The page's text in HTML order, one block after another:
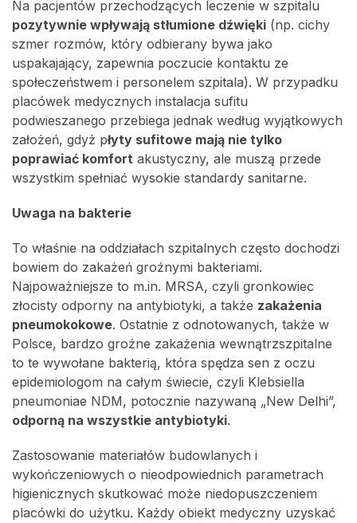
Na pacjentów przechodzących leczenie w szpitalu
pozytywnie wpływają stłumione dźwięki (np. cichy
szmer rozmów, który odbierany bywa jako
uspakajający, zapewnia poczucie kontaktu ze
społeczeństwem i personelem szpitala). W przypadku
placówek medycznych instalacja sufitu
podwieszanego przebiega jednak według wyjątkowych
założeń, gdyż płyty sufitowe mają nie tylko
poprawiać komfort akustyczny, ale muszą przede
wszystkim spełniać wysokie standardy sanitarne.
Uwaga na bakterie
To właśnie na oddziałach szpitalnych często dochodzi
bowiem do zakażeń groźnymi bakteriami.
Najpoważniejsze to m.in. MRSA, czyli gronkowiec
złocisty odporny na antybiotyki, a także zakażenia
pneumokokowe. Ostatnie z odnotowanych, także w
Polsce, bardzo groźne zakażenia wewnątrzszpitalne
to te wywołane bakterią, która spędza sen z oczu
epidemiologom na całym świecie, czyli Klebsiella
pneumoniae NDM, potocznie nazywaną „New Delhi”,
odporną na wszystkie antybiotyki.
Zastosowanie materiałów budowlanych i
wykończeniowych o nieodpowiednich parametrach
higienicznych skutkować może niedopuszczeniem
placówki do użytku. Każdy obiekt medyczny uzyskać